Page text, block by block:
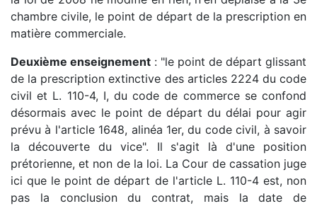
chambre civile, le point de départ de la prescription en
matière commerciale.
Deuxième enseignement : "le point de départ glissant
de la prescription extinctive des articles 2224 du code
civil et L. 110-4, I, du code de commerce se confond
désormais avec le point de départ du délai pour agir
prévu à l'article 1648, alinéa 1er, du code civil, à savoir
la découverte du vice". Il s'agit là d'une position
prétorienne, et non de la loi. La Cour de cassation juge
ici que le point de départ de l'article L. 110-4 est, non
pas la conclusion du contrat, mais la date de